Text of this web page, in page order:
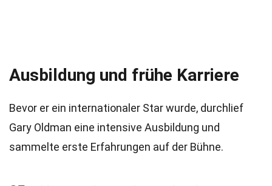
Ausbildung und frühe Karriere
Bevor er ein internationaler Star wurde, durchlief
Gary Oldman eine intensive Ausbildung und
sammelte erste Erfahrungen auf der Bühne.